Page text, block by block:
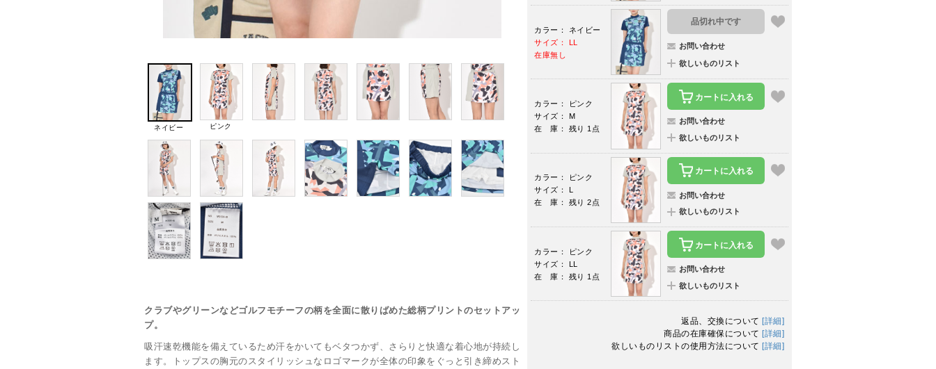
ネイビー ピンク
クラブやグリーンなどゴルフモチーフの柄を全面に散りばめた総柄プリントのセットアッ
プ。
吸汗速乾機能を備えているため汗をかいてもベタつかず、さらりと快適な着心地が持続し
ます。トップスの胸元のスタイリッシュなロゴマークが全体の印象をぐっと引き締めスト
カラー： ネイビー
サイズ： LL
在庫無し
品切れ中です
お問い合わせ
欲しいものリスト
カラー： ピンク
サイズ： M
在 庫： 残り 1点
カートに入れる
お問い合わせ
欲しいものリスト
カラー： ピンク
サイズ： L
在 庫： 残り 2点
カートに入れる
お問い合わせ
欲しいものリスト
カラー： ピンク
サイズ： LL
在 庫： 残り 1点
カートに入れる
お問い合わせ
欲しいものリスト
返品、交換について [詳細]
商品の在庫確保について [詳細]
欲しいものリストの使用方法について [詳細]